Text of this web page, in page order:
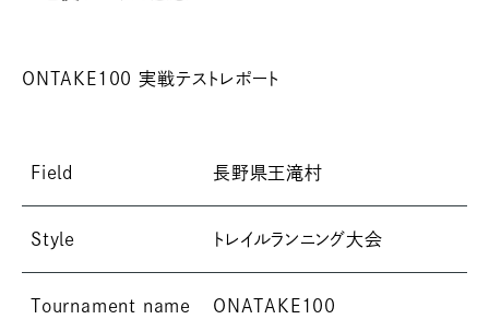
ONTAKE100 実戦テストレポート
Field 長野県王滝村
Style トレイルランニング大会
Tournament name ONATAKE100